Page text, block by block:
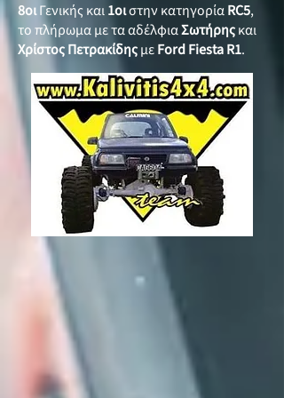
8οιΓενικής και1οιστην κατηγορίαRC5,
το πλήρωμα με τα αδέλφιαΣωτήρηςκαι
ΧρίστοςΠετρακίδηςμεFord Fiesta R1.